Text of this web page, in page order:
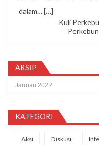
dalam…[…]
Kuli
ARSIP
KATEGORI
Aksi Diskusi